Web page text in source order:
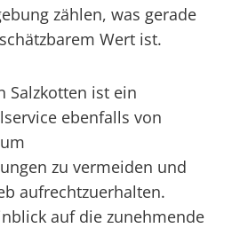
zählen, was gerade
Wert ist.
Salzkotten ist ein
ebenfalls von
zu vermeiden und
aufrechtzuerhalten.
auf die zunehmende